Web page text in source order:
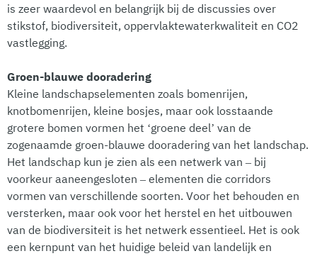
is zeer waardevol en belangrijk bij de discussies over
stikstof, biodiversiteit, oppervlaktewaterkwaliteit en CO2
vastlegging.
Groen-blauwe dooradering
Kleine landschapselementen zoals bomenrijen,
knotbomenrijen, kleine bosjes, maar ook losstaande
grotere bomen vormen het ‘groene deel’ van de
zogenaamde groen-blauwe dooradering van het landschap.
Het landschap kun je zien als een netwerk van – bij
voorkeur aaneengesloten – elementen die corridors
vormen van verschillende soorten. Voor het behouden en
versterken, maar ook voor het herstel en het uitbouwen
van de biodiversiteit is het netwerk essentieel. Het is ook
een kernpunt van het huidige beleid van landelijk en